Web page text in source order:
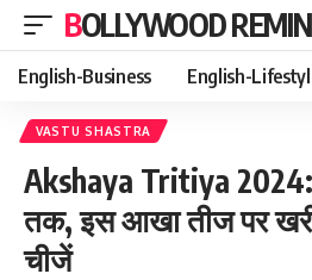
BOLLYWOOD
English-Business English-
VASTU SHASTRA
Akshaya Tritiya 2024:
तक, इस आखा तीज पर
चीजें